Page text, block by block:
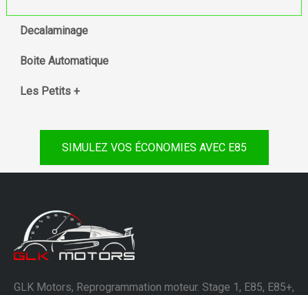
Decalaminage
Boite Automatique
Les Petits +
SIMULEZ VOS ÉCONOMIES AVEC E85
GLK Motors, Reprogrammation moteur. Stage 1, E85, E85+,